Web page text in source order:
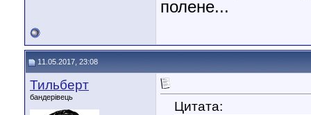
полене...
11.05.2017, 23:08
Тильберт
бандерівець
Цитата: